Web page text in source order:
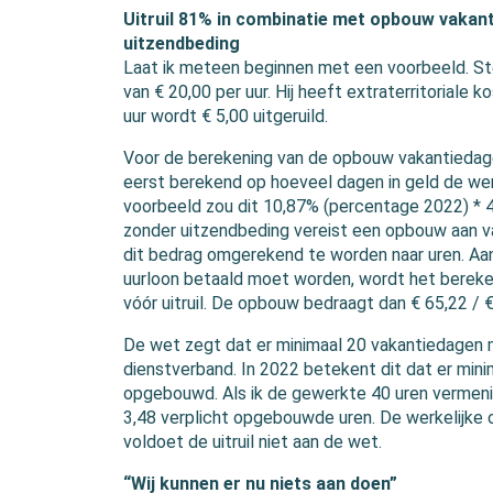
Uitruil 81% in combinatie met opbouw
uitzendbeding
Laat ik meteen beginnen met een voorbeeld.
van € 20,00 per uur. Hij heeft extraterritoriale
uur wordt € 5,00 uitgeruild.
Voor de berekening van de opbouw
eerst berekend op hoeveel dagen in geld de
voorbeeld zou dit 10,87% (percentage 2022) *
zonder uitzendbeding vereist een opbouw aan
dit bedrag omgerekend te worden naar uren.
uurloon betaald moet worden, wordt het
vóór uitruil. De opbouw bedraagt dan € 65,22 /
De wet zegt dat er minimaal 20
dienstverband. In 2022 betekent dit dat er
opgebouwd. Als ik de gewerkte 40 uren
3,48 verplicht opgebouwde uren. De
voldoet de uitruil niet aan de wet.
“Wij kunnen er nu niets aan doen”